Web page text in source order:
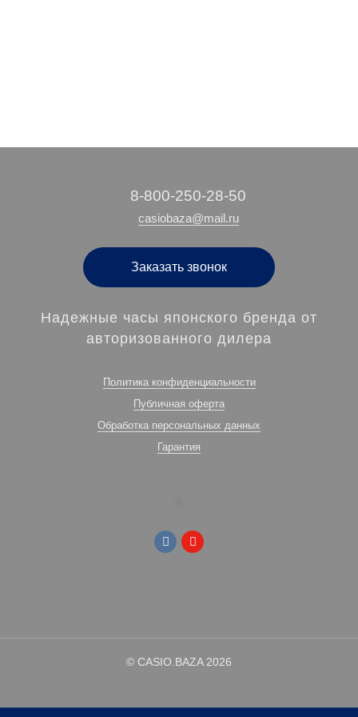
‭8-800-250-28-50
casiobaza@mail.ru
Заказать звонок
Надежные часы японского бренда от
авторизованного дилера
Политика конфиденциальности
Публичная оферта
Обработка персональных данных
Гарантия
© CASIO.BAZA 2026